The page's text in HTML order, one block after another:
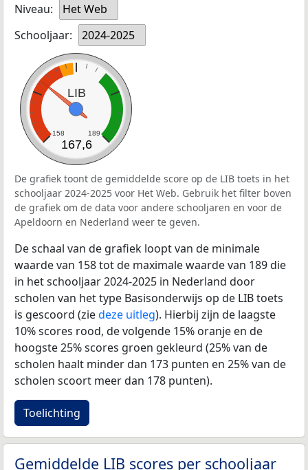
Niveau:
Het Web
Schooljaar:
2024-2025
LIB
158 189
167,6
De grafiek toont de gemiddelde score op de LIB toets in het
schooljaar 2024-2025 voor Het Web. Gebruik het filter boven
de grafiek om de data voor andere schooljaren en voor de
Apeldoorn en Nederland weer te geven.
De schaal van de grafiek loopt van de minimale
waarde van 158 tot de maximale waarde van 189 die
in het schooljaar 2024-2025 in Nederland door
scholen van het type Basisonderwijs op de LIB toets
is gescoord (ziedeze uitleg). Hierbij zijn de laagste
10% scores rood, de volgende 15% oranje en de
hoogste 25% scores groen gekleurd (25% van de
scholen haalt minder dan 173 punten en 25% van de
scholen scoort meer dan 178 punten).
Toelichting
Gemiddelde LIB scores per schooljaar